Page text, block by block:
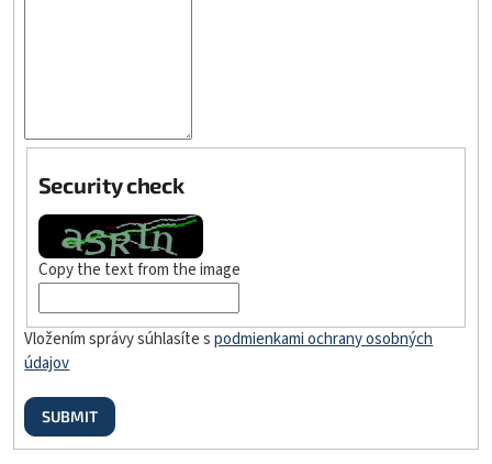
Security check
Copy the text from the image
Vložením správy súhlasíte spodmienkami ochrany osobných
údajov
SUBMIT